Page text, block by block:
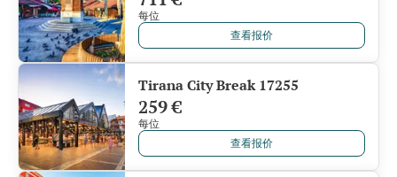
每位
查看报价
Tirana City Break 17255
259 €
每位
查看报价